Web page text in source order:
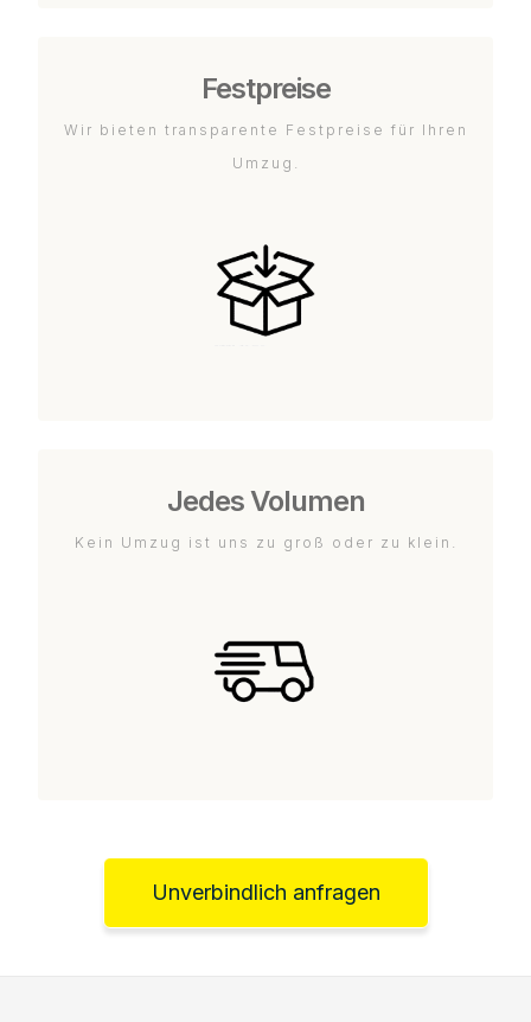
Festpreise
Wir bieten transparente Festpreise für Ihren
Umzug.
Jedes Volumen
Kein Umzug ist uns zu groß oder zu klein.
Unverbindlich anfragen